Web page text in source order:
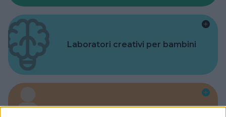
Laboratori creativi per bambini